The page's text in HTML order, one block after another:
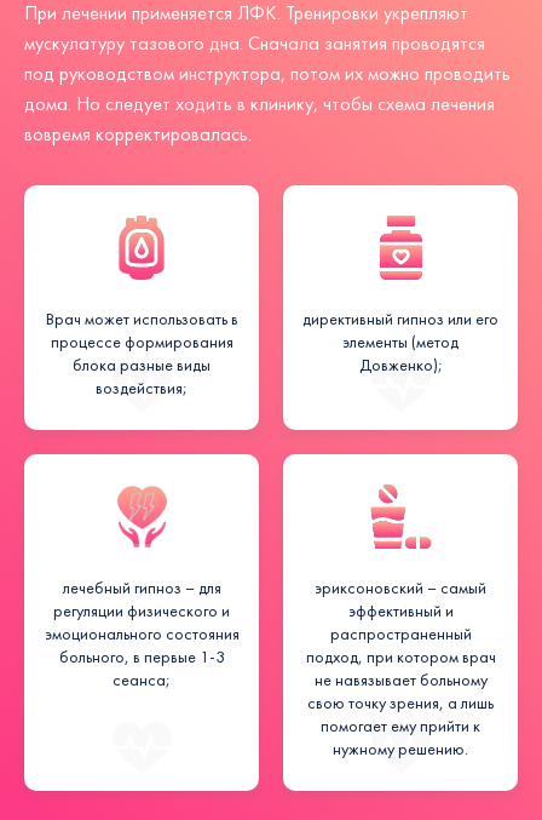
При лечении применяется ЛФК. Тренировки укрепляют
мускулатуру тазового дна. Сначала занятия проводятся
под руководством инструктора, потом их можно проводить
дома. Но следует ходить в клинику, чтобы схема лечения
вовремя корректировалась.
Врач может использовать в
процессе формирования
блока разные виды
воздействия;
директивный гипноз или его
элементы (метод
Довженко);
лечебный гипноз – для
регуляции физического и
эмоционального состояния
больного, в первые 1-3
сеанса;
эриксоновский – самый
эффективный и
распространенный
подход, при котором врач
не навязывает больному
свою точку зрения, а лишь
помогает ему прийти к
нужному решению.